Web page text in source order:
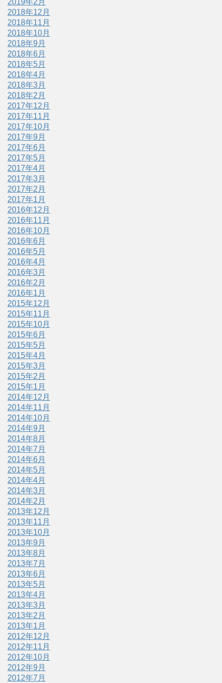
2018年12月
2018年11月
2018年10月
2018年9月
2018年6月
2018年5月
2018年4月
2018年3月
2018年2月
2017年12月
2017年11月
2017年10月
2017年9月
2017年6月
2017年5月
2017年4月
2017年3月
2017年2月
2017年1月
2016年12月
2016年11月
2016年10月
2016年6月
2016年5月
2016年4月
2016年3月
2016年2月
2016年1月
2015年12月
2015年11月
2015年10月
2015年6月
2015年5月
2015年4月
2015年3月
2015年2月
2015年1月
2014年12月
2014年11月
2014年10月
2014年9月
2014年8月
2014年7月
2014年6月
2014年5月
2014年4月
2014年3月
2014年2月
2013年12月
2013年11月
2013年10月
2013年9月
2013年8月
2013年7月
2013年6月
2013年5月
2013年4月
2013年3月
2013年2月
2013年1月
2012年12月
2012年11月
2012年10月
2012年9月
2012年7月